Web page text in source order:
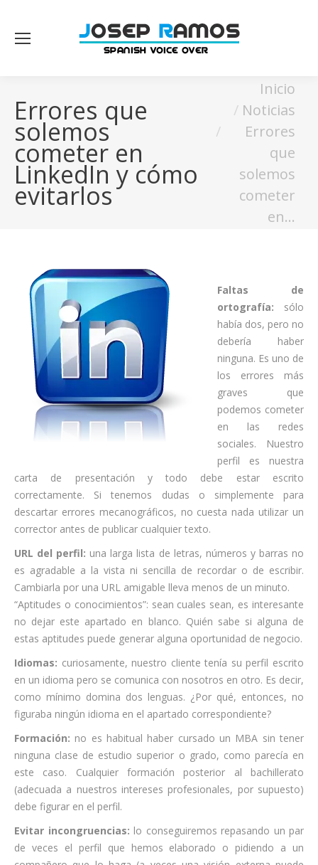
Errores que
solemos
cometer en
LinkedIn y cómo
evitarlos
Inicio
Noticias
Errores
que
solemos
cometer
en…
Faltas de
ortografía: sólo
había dos, pero no
debería haber
ninguna. Es uno de
los errores más
graves que
podemos cometer
en las redes
sociales. Nuestro
perfil es nuestra
carta de presentación y todo debe estar escrito
correctamente. Si tenemos dudas o simplemente para
descartar errores mecanográficos, no cuesta nada utilizar un
corrector antes de publicar cualquier texto.
URL del perfil: una larga lista de letras, números y barras no
es agradable a la vista ni sencilla de recordar o de escribir.
Cambiarla por una URL amigable lleva menos de un minuto.
“Aptitudes o conocimientos”: sean cuales sean, es interesante
no dejar este apartado en blanco. Quién sabe si alguna de
estas aptitudes puede generar alguna oportunidad de negocio.
Idiomas: curiosamente, nuestro cliente tenía su perfil escrito
en un idioma pero se comunica con nosotros en otro. Es decir,
como mínimo domina dos lenguas. ¿Por qué, entonces, no
figuraba ningún idioma en el apartado correspondiente?
Formación: no es habitual haber cursado un MBA sin tener
ninguna clase de estudio superior o grado, como parecía en
este caso. Cualquier formación posterior al bachillerato
(adecuada a nuestros intereses profesionales, por supuesto)
debe figurar en el perfil.
Evitar incongruencias: lo conseguiremos repasando un par
de veces el perfil que hemos elaborado o pidiendo a un